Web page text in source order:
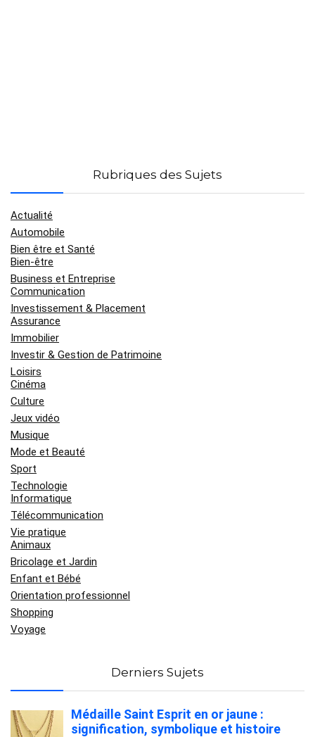
Rubriques des Sujets
Actualité
Automobile
Bien être et Santé
Bien-être
Business et Entreprise
Communication
Investissement & Placement
Assurance
Immobilier
Investir & Gestion de Patrimoine
Loisirs
Cinéma
Culture
Jeux vidéo
Musique
Mode et Beauté
Sport
Technologie
Informatique
Télécommunication
Vie pratique
Animaux
Bricolage et Jardin
Enfant et Bébé
Orientation professionnel
Shopping
Voyage
Derniers Sujets
Médaille Saint Esprit en or jaune :
signification, symbolique et histoire